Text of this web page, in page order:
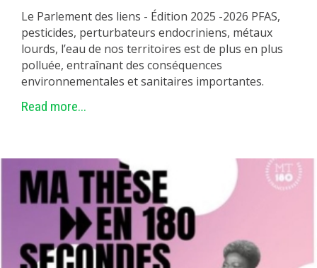
Le Parlement des liens - Édition 2025 -2026 PFAS,
pesticides, perturbateurs endocriniens, métaux
lourds, l’eau de nos territoires est de plus en plus
polluée, entraînant des conséquences
environnementales et sanitaires importantes.
Read more...